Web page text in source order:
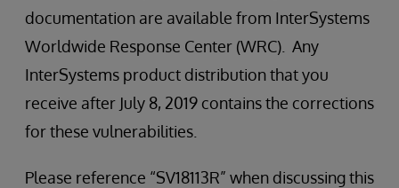
documentation are available from InterSystems
Worldwide Response Center (WRC). Any
InterSystems product distribution that you
receive after July 8, 2019 contains the corrections
for these vulnerabilities.
Please reference “SV18113R” when discussing this